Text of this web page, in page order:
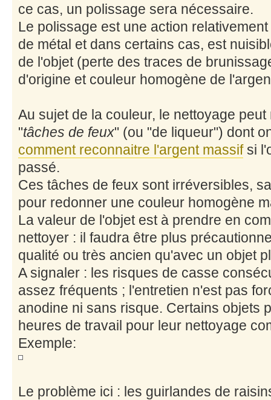
ce cas, un polissage sera nécessaire.
Le polissage est une action
de métal et dans certains cas, est
de l'objet (perte des traces de
d'origine et couleur homogène de
Au sujet de la couleur, le nettoyage
"tâches de feux" (ou "de liqueur") dont
comment reconnaitre l'argent massifsi
passé.
Ces tâches de feux sont irréversibles,
pour redonner une couleur homogène
La valeur de l'objet est à prendre en
nettoyer : il faudra être plus
qualité ou très ancien qu'avec un objet
A signaler : les risques de casse
assez fréquents ; l'entretien n'est pas
anodine ni sans risque. Certains objets
heures de travail pour leur nettoyage
Exemple:
Le problème ici : les guirlandes de